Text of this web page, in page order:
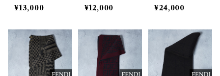
100％パネルデ
ザインミニスカ
¥13,000
カ柄マフラー b
rown
¥12,000
ト付ナイロンコ
ート gray blac
¥24,000